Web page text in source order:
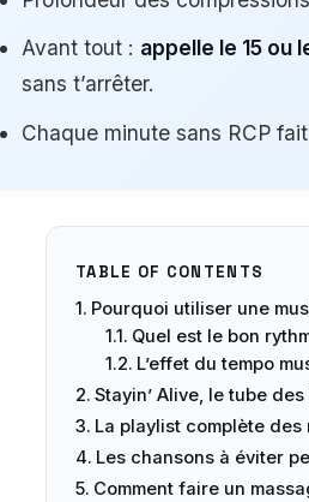
Avant tout : appelle le 15 ou
sans t’arrêter.
Chaque minute sans RCP
TABLE OF CONTENTS
Pourquoi utiliser une
Quel est le bon
L’effet du tempo
Stayin’ Alive, le tube
La playlist complète
Les chansons à éviter
Comment faire un